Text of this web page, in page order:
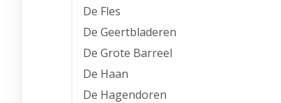
De Fles
De Geertbladeren
De Grote Barreel
De Haan
De Hagendoren